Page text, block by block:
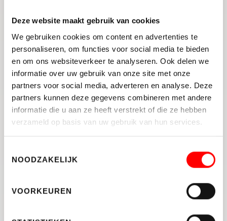
Deze website maakt gebruik van cookies
We gebruiken cookies om content en advertenties te
personaliseren, om functies voor social media te bieden
en om ons websiteverkeer te analyseren. Ook delen we
informatie over uw gebruik van onze site met onze
partners voor social media, adverteren en analyse. Deze
partners kunnen deze gegevens combineren met andere
informatie die u aan ze heeft verstrekt of die ze hebben
verzameld op basis van uw gebruik van hun services.
NOODZAKELIJK
VOORKEUREN
snelonline een afspraak.
Hulp nodig bij je zoektocht?
Denk er dan eens aan een aankoopmakelaar in te
schakelen. Dit geeft je rust, kennis en een
duidelijke voorsprong. Een aankoopmakelaar kent
de lokale prijzen, ziet gebreken die je zelf snel
over het hoofd ziet en helpt je realistisch bieden
zonder onnodige risico’s. Je krijgt bovendien
en profiteert van onderhandelingen die
verrassingen en vergroot je je kans op een